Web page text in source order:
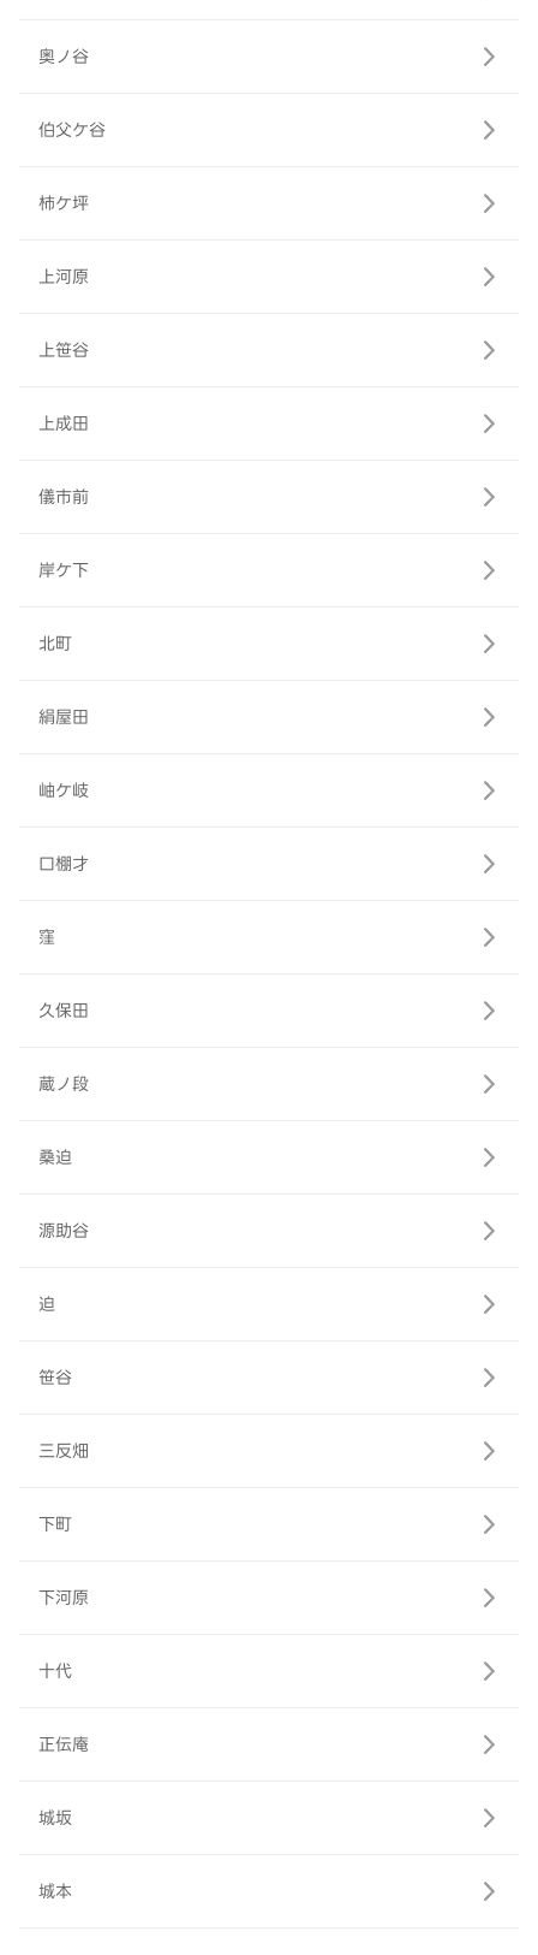
奥ノ谷
伯父ケ谷
柿ケ坪
上河原
上笹谷
上成田
儀市前
岸ケ下
北町
絹屋田
岫ケ岐
口棚才
窪
久保田
蔵ノ段
桑迫
源助谷
迫
笹谷
三反畑
下町
下河原
十代
正伝庵
城坂
城本